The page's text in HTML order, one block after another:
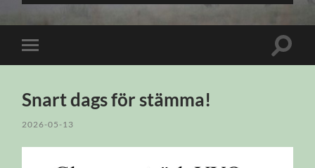
Slå
på/av
Slå
Snart dags för stämma!
2026-05-13